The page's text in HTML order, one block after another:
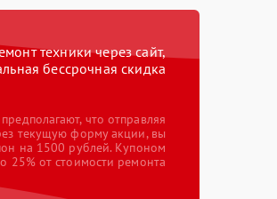
техники через сайт,
бессрочная скидка
что отправляя
текущую форму акции, вы
на 1500 рублей. Купоном
25% от стоимости ремонта